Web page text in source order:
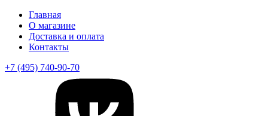
Главная
О магазине
Доставка и оплата
Контакты
+7 (495) 740-90-70